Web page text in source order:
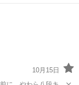
10月15日